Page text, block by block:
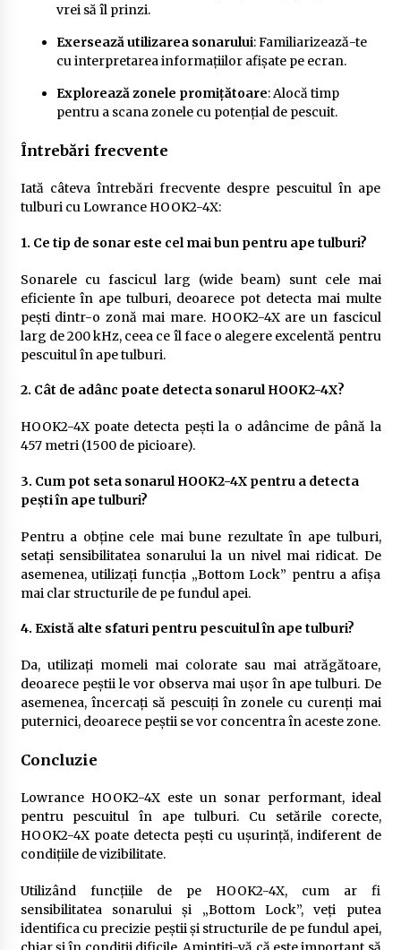
vrei să îl prinzi.
Exersează utilizarea sonarului: Familiarizează-te
cu interpretarea informațiilor afișate pe ecran.
Explorează zonele promițătoare: Alocă timp
pentru a scana zonele cu potențial de pescuit.
Întrebări frecvente
Iată câteva întrebări frecvente despre pescuitul în ape
tulburi cu Lowrance HOOK2-4X:
1. Ce tip de sonar este cel mai bun pentru ape tulburi?
Sonarele cu fascicul larg (wide beam) sunt cele mai
eficiente în ape tulburi, deoarece pot detecta mai multe
pești dintr-o zonă mai mare. HOOK2-4X are un fascicul
larg de 200 kHz, ceea ce îl face o alegere excelentă pentru
pescuitul în ape tulburi.
2. Cât de adânc poate detecta sonarul HOOK2-4X?
HOOK2-4X poate detecta pești la o adâncime de până la
457 metri (1500 de picioare).
3. Cum pot seta sonarul HOOK2-4X pentru a detecta
pești în ape tulburi?
Pentru a obține cele mai bune rezultate în ape tulburi,
setați sensibilitatea sonarului la un nivel mai ridicat. De
asemenea, utilizați funcția „Bottom Lock” pentru a afișa
mai clar structurile de pe fundul apei.
4. Există alte sfaturi pentru pescuitul în ape tulburi?
Da, utilizați momeli mai colorate sau mai atrăgătoare,
deoarece peștii le vor observa mai ușor în ape tulburi. De
asemenea, încercați să pescuiți în zonele cu curenți mai
puternici, deoarece peștii se vor concentra în aceste zone.
Concluzie
Lowrance HOOK2-4X este un sonar performant, ideal
pentru pescuitul în ape tulburi. Cu setările corecte,
HOOK2-4X poate detecta pești cu ușurință, indiferent de
condițiile de vizibilitate.
Utilizând funcțiile de pe HOOK2-4X, cum ar fi
sensibilitatea sonarului și „Bottom Lock”, veți putea
identifica cu precizie peștii și structurile de pe fundul apei,